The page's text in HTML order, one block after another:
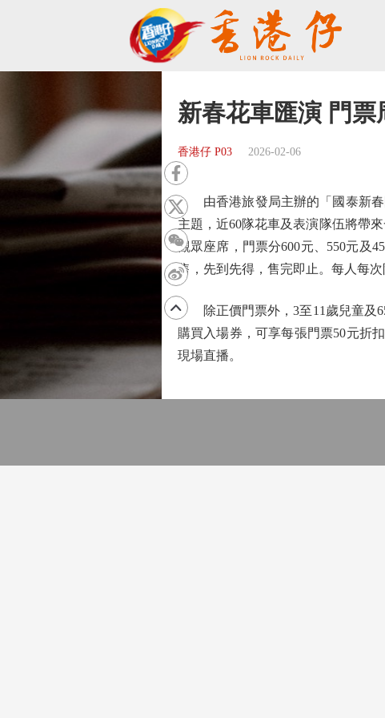
新春花車匯演 門票
香港仔 P03 2026-02-06
由香港旅發局主辦的「國泰新春國
主題，近60隊花車及表演隊伍將帶
觀眾座席，門票分600元、550元及
售，先到先得，售完即止。每人每
除正價門票外，3至11歲兒童及65
購買入場券，可享每張門票50元折
現場直播。